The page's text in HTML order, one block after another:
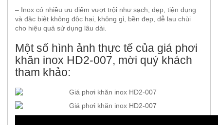
– Inox có nhiều ưu điểm vượt trội như sạch, đẹp, tiện dụng
và đặc biệt không độc hại, không gỉ, bền đẹp, dễ lau chùi
cho hiệu quả sử dụng lâu dài.
Một số hình ảnh thực tế của giá phơi
khăn inox HD2-007, mời quý khách
tham khảo: